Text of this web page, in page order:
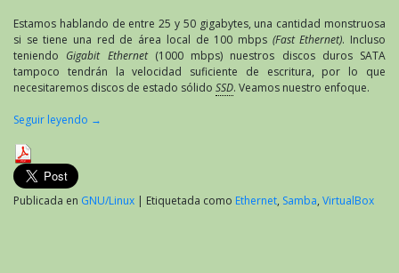
Estamos hablando de entre 25 y 50 gigabytes, una cantidad monstruosa
si se tiene una red de área local de 100 mbps (Fast Ethernet). Incluso
teniendo Gigabit Ethernet(1000 mbps) nuestros discos duros SATA
tampoco tendrán la velocidad suficiente de escritura, por lo que
necesitaremos discos de estado sólido SSD. Veamos nuestro enfoque.
Seguir leyendo →
Publicada en GNU/Linux | Etiquetada como Ethernet, Samba, VirtualBox